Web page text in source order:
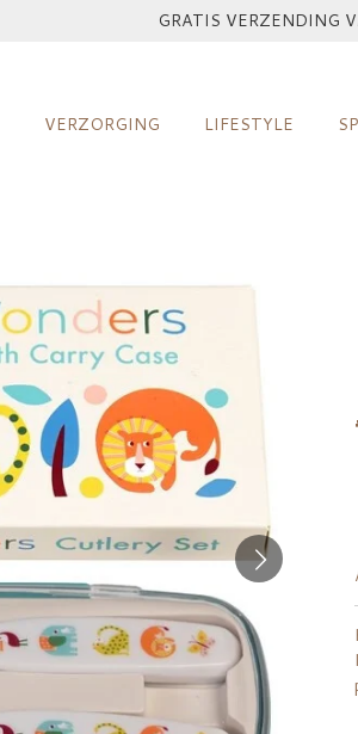
GRATIS VERZENDING
VERZORGING LIFESTYLE